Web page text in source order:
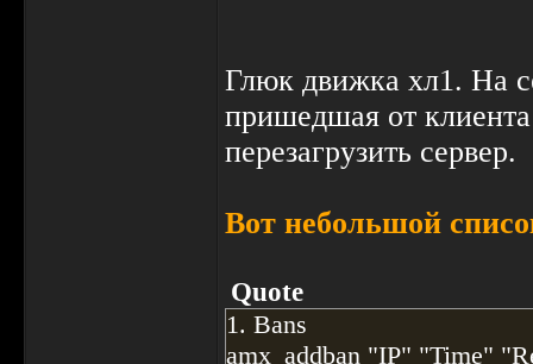
76591 0008 svc_time
76591 0013 svc_clientdata
76591 0023
76592 0008 svc_time
76592 0023
76593 0013 svc_clientdata
76593 0023
76593 0018 svc_time
Глюк движка хл1. На
пришедшая от
перезагрузить сервер.
Вот небольшой
Quote
1. Bans
amx_addban "IP" "Time"